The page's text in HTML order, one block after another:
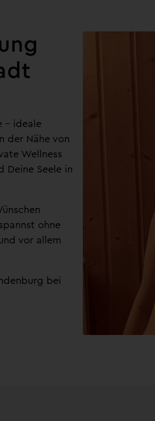
– ideale
der Nähe von
Wellness
Deine Seele in
ohne
vor allem
bei